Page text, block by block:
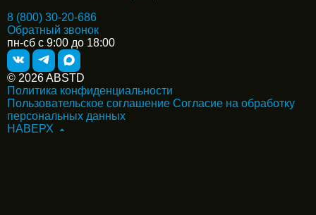
8 (800) 30-20-686
Обратный звонок
пн-сб с 9:00 до 18:00
© 2026 ABSTD
Политика конфиденциальности
Пользовательское соглашение Согласие на обработку
персональных данных
НАВЕРХ